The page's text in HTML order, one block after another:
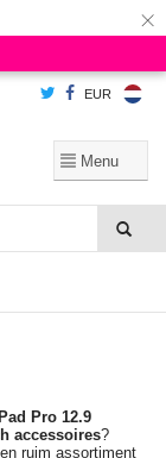
×
EUR
Pro 12.9
accessoires?
ruim assortiment
dat akkoord?
Ja